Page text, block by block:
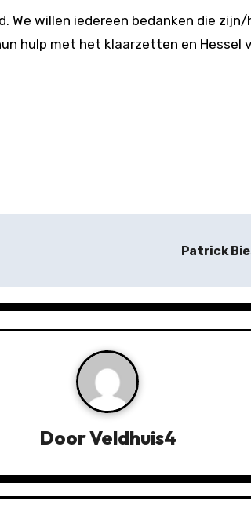
We willen iedereen bedanken die
hulp met het klaarzetten en Hessel
Patrick
DoorVeldhuis4